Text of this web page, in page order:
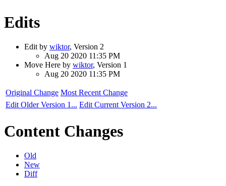
Edits
Edit by wiktor, Version 2
Aug 20 2020 11:35 PM
Move Here by wiktor, Version 1
Aug 20 2020 11:35 PM
Original Change Most Recent Change
Edit Older Version 1... Edit Current Version 2...
Content Changes
Old
New
Diff